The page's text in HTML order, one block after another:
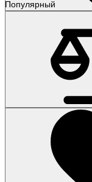
Код товара: 49092-01
6AG1153-2BA10-2XY0
Популярный